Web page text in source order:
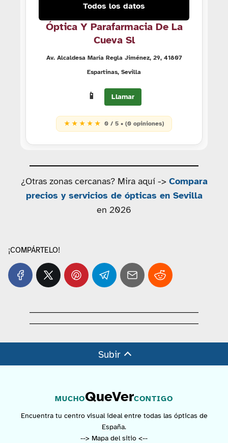
Todos los datos
Óptica Y Parafarmacia De La
Cueva Sl
Av. Alcaldesa María Regla Jiménez, 29, 41807
Espartinas, Sevilla
📱 Llamar
★ ★ ★ ★ ★ 0 / 5 • (0 opiniones)
¿Otras zonas cercanas? Mira aquí -> Compara
precios y servicios de ópticas en Sevilla
en 2026
¡COMPÁRTELO!
Subir
MUCHOQueVerCONTIGO
Encuentra tu centro visual ideal entre todas las ópticas de
España.
--> Mapa del sitio <--